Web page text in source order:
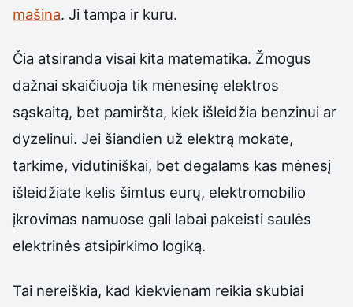
mašina. Ji tampa ir kuru.
Čia atsiranda visai kita matematika. Žmogus
dažnai skaičiuoja tik mėnesinę elektros
sąskaitą, bet pamiršta, kiek išleidžia benzinui ar
dyzelinui. Jei šiandien už elektrą mokate,
tarkime, vidutiniškai, bet degalams kas mėnesį
išleidžiate kelis šimtus eurų, elektromobilio
įkrovimas namuose gali labai pakeisti saulės
elektrinės atsipirkimo logiką.
Tai nereiškia, kad kiekvienam reikia skubiai